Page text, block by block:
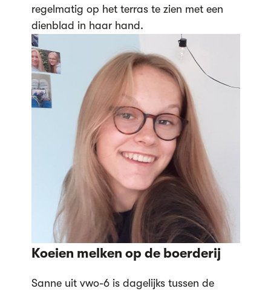
regelmatig op het terras te zien met een
dienblad in haar hand.
Koeien melken op de boerderij
Sanne uit vwo-6 is dagelijks tussen de